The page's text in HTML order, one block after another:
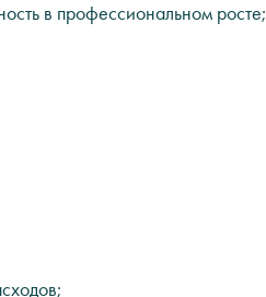
в профессиональном росте;